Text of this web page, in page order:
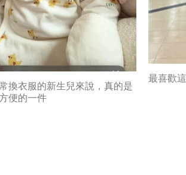
換衣服的新生兒來說，真的是
便的一件
最喜歡